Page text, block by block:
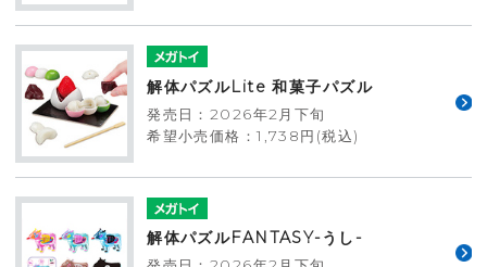
解体パズルLite 和菓子パズル
発売日：2026年2月下旬
希望小売価格：1,738円(税込)
解体パズルFANTASY-うし-